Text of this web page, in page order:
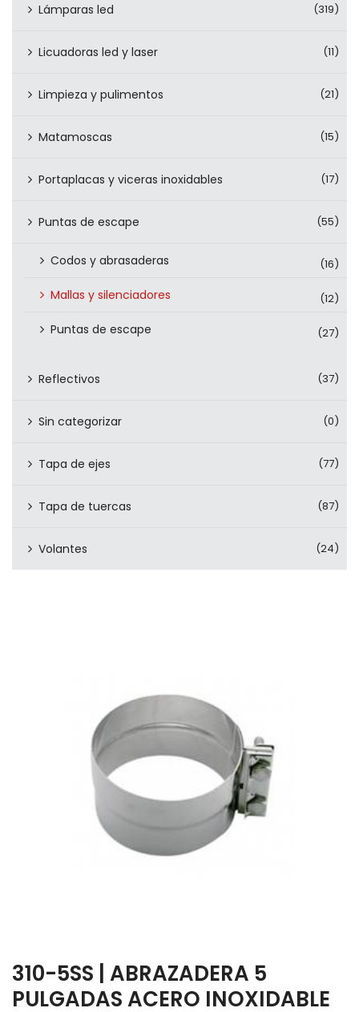
Lámparas led (319)
Licuadoras led y laser (11)
Limpieza y pulimentos (21)
Matamoscas (15)
Portaplacas y viceras inoxidables (17)
Puntas de escape (55)
Codos y abrasaderas (16)
Mallas y silenciadores (12)
Puntas de escape (27)
Reflectivos (37)
Sin categorizar (0)
Tapa de ejes (77)
Tapa de tuercas (87)
Volantes (24)
310-5SS | ABRAZADERA 5
PULGADAS ACERO INOXIDABLE